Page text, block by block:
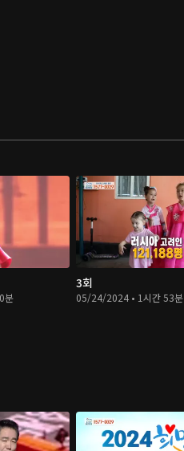
분
3회
05/24/2024 • 1시간 53분